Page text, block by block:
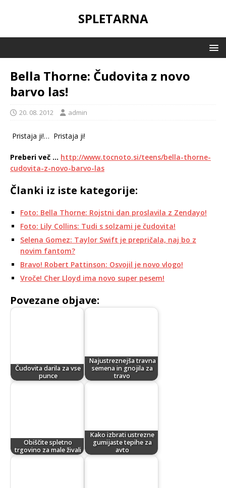
SPLETARNA
Bella Thorne: Čudovita z novo
barvo las!
20. 08. 2012 admin
Pristaja ji!… Pristaja ji!
Preberi več … http://www.tocnoto.si/teens/bella-thorne-
cudovita-z-novo-barvo-las
Članki iz iste kategorije:
Foto: Bella Thorne: Rojstni dan proslavila z Zendayo!
Foto: Lily Collins: Tudi s solzami je čudovita!
Selena Gomez: Taylor Swift je prepričala, naj bo z
novim fantom?
Bravo! Robert Pattinson: Osvojil je novo vlogo!
Vroče! Cher Lloyd ima novo super pesem!
Povezane objave:
Čudovita darila za vse
punce
Najustreznejša travna
semena in gnojila za
travo
Obiščite spletno
trgovino za male živali
Kako izbrati ustrezne
gumijaste tepihe za
avto